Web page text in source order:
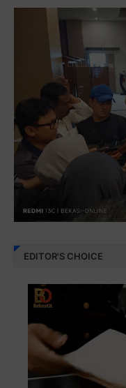
EDITOR'S CHOICE